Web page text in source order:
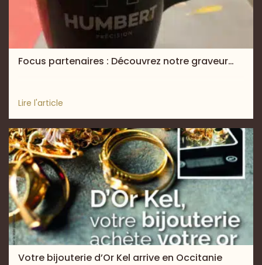
Focus partenaires : Découvrez notre graveur…
Lire l'article
Votre bijouterie d’Or Kel arrive en Occitanie